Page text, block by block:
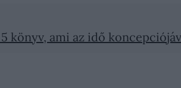
könyv, ami az idő